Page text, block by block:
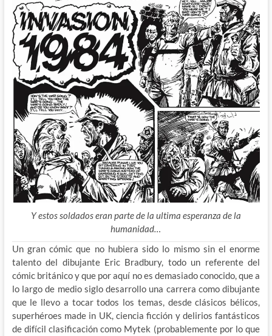
Y estos soldados eran parte de la ultima esperanza de la
humanidad…
Un gran cómic que no hubiera sido lo mismo sin el enorme
talento del dibujante Eric Bradbury, todo un referente del
cómic británico y que por aquí no es demasiado conocido, que a
lo largo de medio siglo desarrollo una carrera como dibujante
que le llevo a tocar todos los temas, desde clásicos bélicos,
superhéroes made in UK, ciencia ficción y delirios fantásticos
de difícil clasificación como Mytek (probablemente por lo que